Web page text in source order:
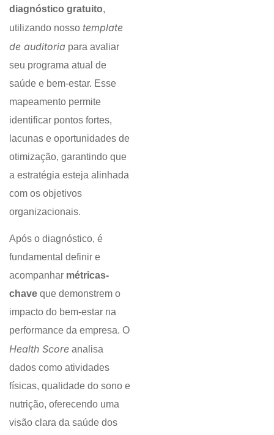
diagnóstico gratuito,
utilizando nosso template
de auditoria para avaliar
seu programa atual de
saúde e bem-estar. Esse
mapeamento permite
identificar pontos fortes,
lacunas e oportunidades de
otimização, garantindo que
a estratégia esteja alinhada
com os objetivos
organizacionais.
Após o diagnóstico, é
fundamental definir e
acompanhar métricas-
chave que demonstrem o
impacto do bem-estar na
performance da empresa. O
Health Score analisa
dados como atividades
físicas, qualidade do sono e
nutrição, oferecendo uma
visão clara da saúde dos